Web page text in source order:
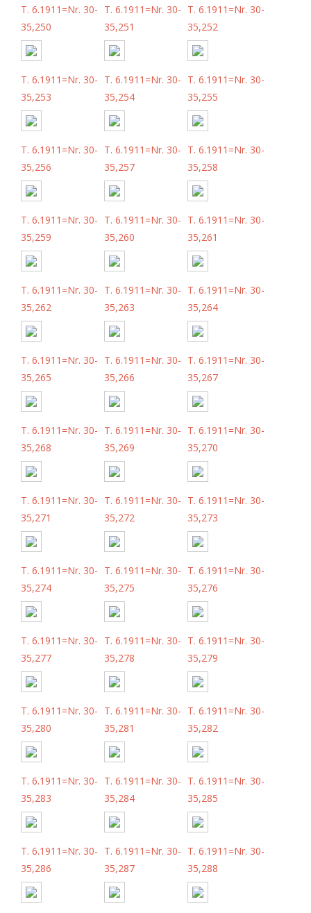
T. 6.1911=Nr. 30-
35,250
T. 6.1911=Nr. 30-
35,251
T. 6.1911=Nr. 30-
35,252
T. 6.1911=Nr. 30-
35,253
T. 6.1911=Nr. 30-
35,254
T. 6.1911=Nr. 30-
35,255
T. 6.1911=Nr. 30-
35,256
T. 6.1911=Nr. 30-
35,257
T. 6.1911=Nr. 30-
35,258
T. 6.1911=Nr. 30-
35,259
T. 6.1911=Nr. 30-
35,260
T. 6.1911=Nr. 30-
35,261
T. 6.1911=Nr. 30-
35,262
T. 6.1911=Nr. 30-
35,263
T. 6.1911=Nr. 30-
35,264
T. 6.1911=Nr. 30-
35,265
T. 6.1911=Nr. 30-
35,266
T. 6.1911=Nr. 30-
35,267
T. 6.1911=Nr. 30-
35,268
T. 6.1911=Nr. 30-
35,269
T. 6.1911=Nr. 30-
35,270
T. 6.1911=Nr. 30-
35,271
T. 6.1911=Nr. 30-
35,272
T. 6.1911=Nr. 30-
35,273
T. 6.1911=Nr. 30-
35,274
T. 6.1911=Nr. 30-
35,275
T. 6.1911=Nr. 30-
35,276
T. 6.1911=Nr. 30-
35,277
T. 6.1911=Nr. 30-
35,278
T. 6.1911=Nr. 30-
35,279
T. 6.1911=Nr. 30-
35,280
T. 6.1911=Nr. 30-
35,281
T. 6.1911=Nr. 30-
35,282
T. 6.1911=Nr. 30-
35,283
T. 6.1911=Nr. 30-
35,284
T. 6.1911=Nr. 30-
35,285
T. 6.1911=Nr. 30-
35,286
T. 6.1911=Nr. 30-
35,287
T. 6.1911=Nr. 30-
35,288